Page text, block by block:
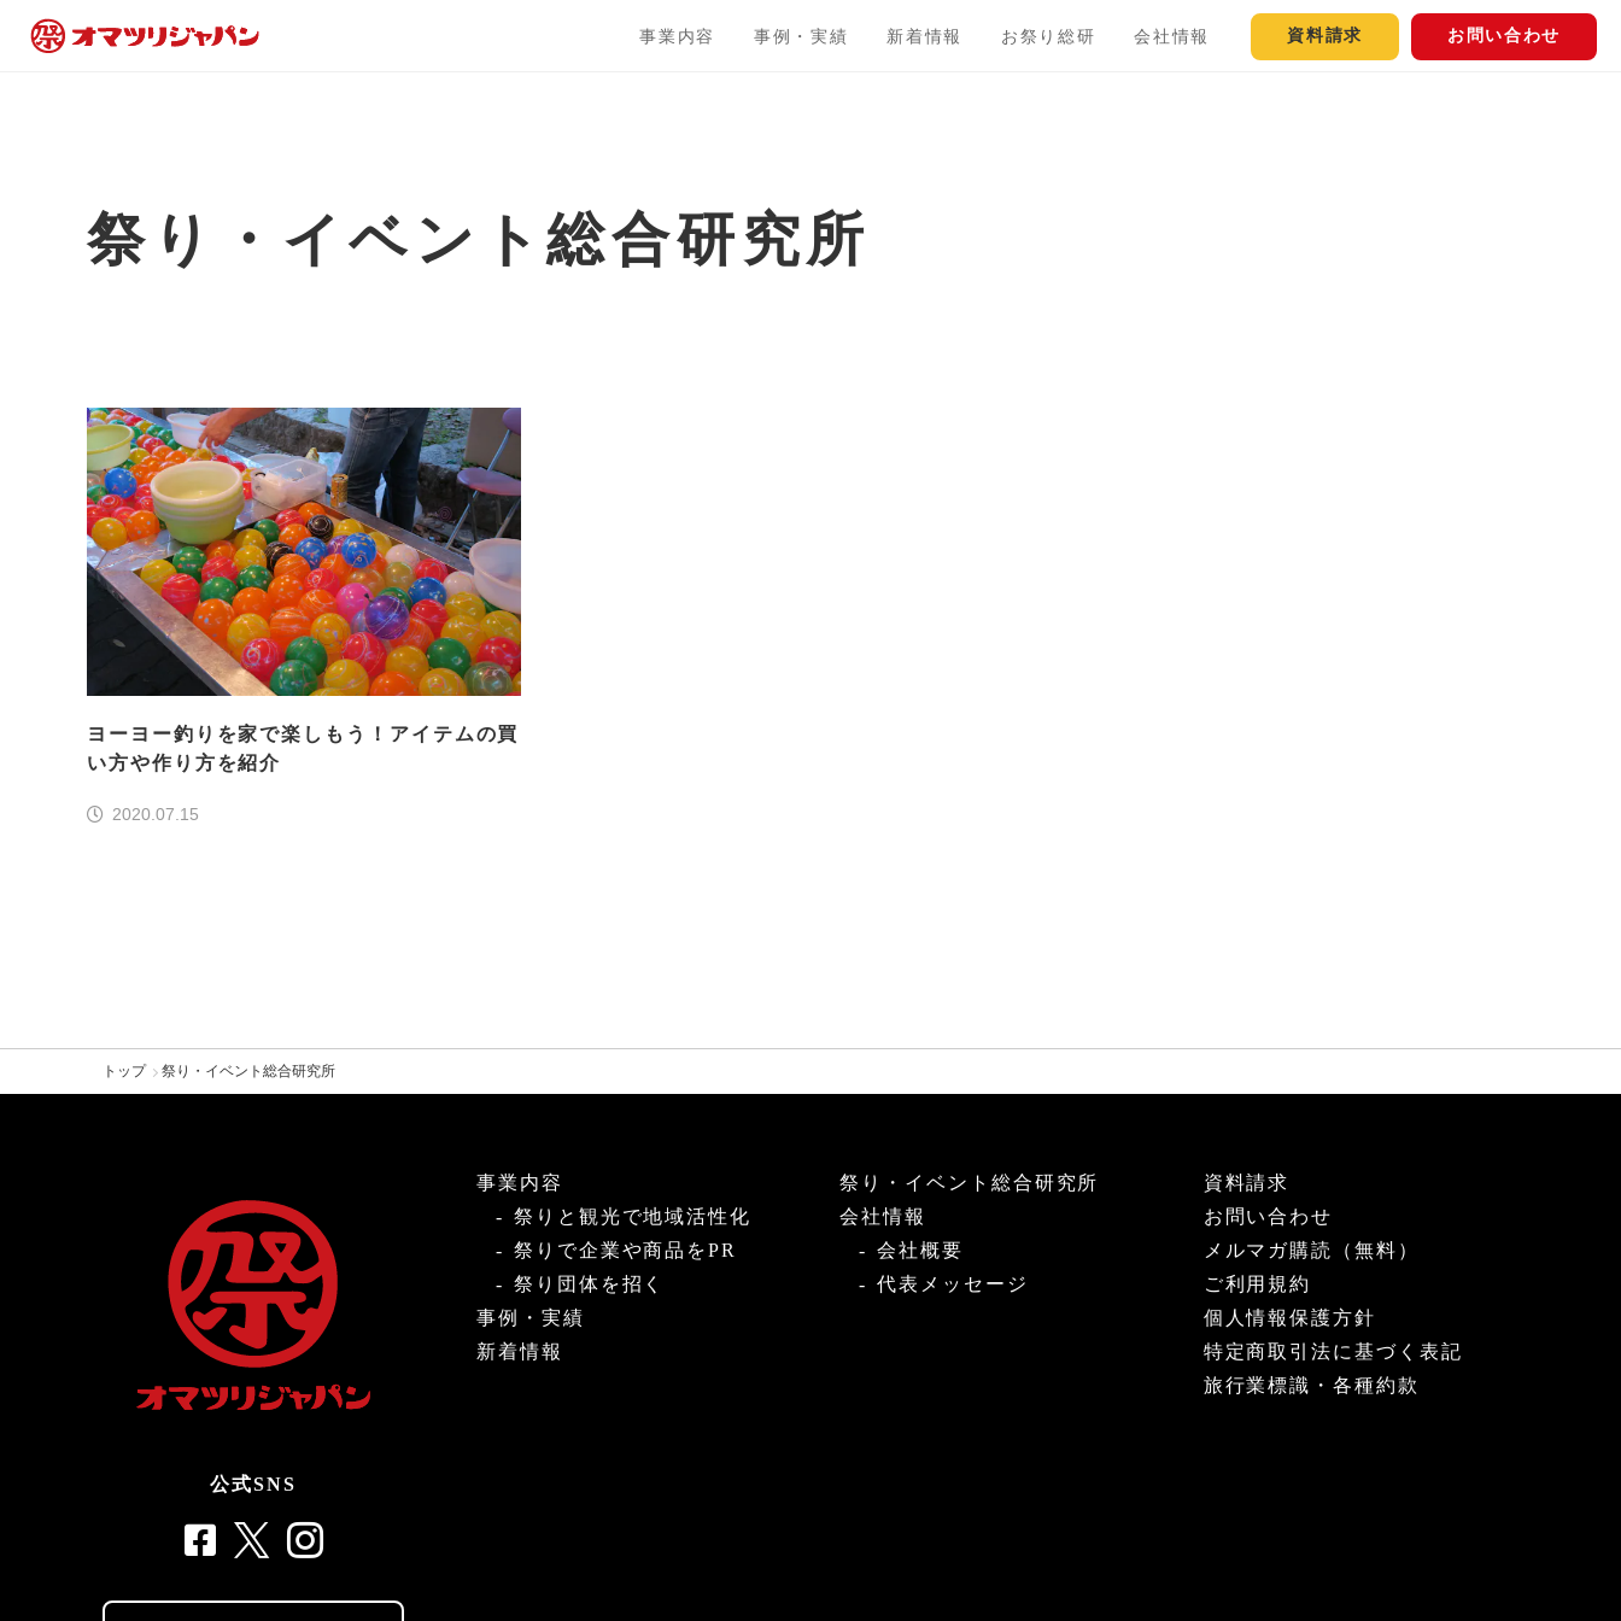
事業内容 事例・実績 新着情報 お祭り総研 会社情報 資料請求 お問い合わせ
祭り・イベント総合研究所
ヨーヨー釣りを家で楽しもう！アイテムの買
い方や作り方を紹介
2020.07.15
トップ 祭り・イベント総合研究所
公式SNS
事業内容
祭りと観光で地域活性化
祭りで企業や商品をPR
祭り団体を招く
事例・実績
新着情報
祭り・イベント総合研究所
会社情報
会社概要
代表メッセージ
資料請求
お問い合わせ
メルマガ購読（無料）
ご利用規約
個人情報保護方針
特定商取引法に基づく表記
旅行業標識・各種約款